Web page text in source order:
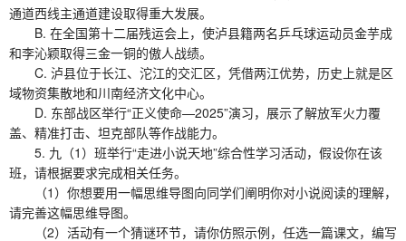
通道西线主通道建设取得重大发展。
B. 在全国第十二届残运会上，使泸县籍两名乒乓球运动员金芋成
和李沁颖取得三金一铜的傲人战绩。
C. 泸县位于长江、沱江的交汇区，凭借两江优势，历史上就是区
域物资集散地和川南经济文化中心。
D. 东部战区举行“正义使命—2025”演习，展示了解放军火力覆
盖、精准打击、坦克部队等作战能力。
5. 九（1）班举行“走进小说天地”综合性学习活动，假设你在该
班，请根据要求完成相关任务。
（1）你想要用一幅思维导图向同学们阐明你对小说阅读的理解，
请完善这幅思维导图。
（2）活动有一个猜谜环节，请你仿照示例，任选一篇课文，编写